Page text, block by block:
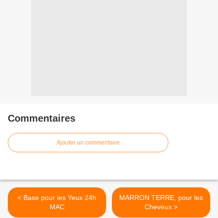
Commentaires
Ajouter un commentaire
< Base pour les Yeux 24h
MAC
MARRON TERRE, pour les
Cheveux >